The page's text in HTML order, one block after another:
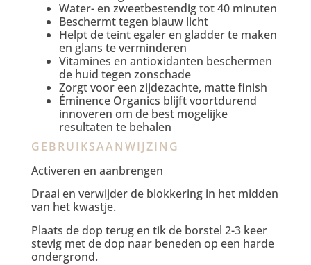
Water- en zweetbestendig tot 40 minuten
Beschermt tegen blauw licht
Helpt de teint egaler en gladder te maken
en glans te verminderen
Vitamines en antioxidanten beschermen
de huid tegen zonschade
Zorgt voor een zijdezachte, matte finish
Éminence Organics blijft voortdurend
innoveren om de best mogelijke
resultaten te behalen
GEBRUIKSAANWIJZING
Activeren en aanbrengen
Draai en verwijder de blokkering in het midden
van het kwastje.
Plaats de dop terug en tik de borstel 2-3 keer
stevig met de dop naar beneden op een harde
ondergrond.